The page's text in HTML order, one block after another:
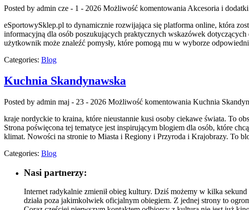
Posted by admin cze - 1 - 2026 Możliwość komentowania Akcesoria i dodatki
eSportowySklep.pl to dynamicznie rozwijająca się platforma online, która
informacyjną dla osób poszukujących praktycznych wskazówek
użytkownik może znaleźć pomysły, które pomogą mu w wyborze
Categories: Blog
Kuchnia Skandynawska
Posted by admin maj - 23 - 2026 Możliwość komentowania Kuchnia
kraje nordyckie to kraina, które nieustannie kusi osoby ciekawe świata. To
Strona poświęcona tej tematyce jest inspirującym blogiem dla osób, które
klimat. Nowości na stronie to Miasta i Regiony i Przyroda i Krajobrazy. To
Categories: Blog
Nasi partnerzy:
Internet radykalnie zmienił obieg kultury. Dziś możemy w kilka
działa poza jakimkolwiek oficjalnym obiegiem. Z jednej strony to